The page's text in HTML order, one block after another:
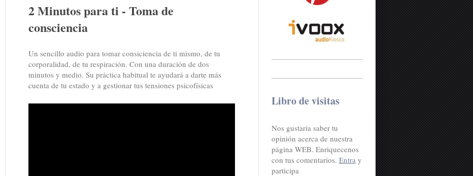
2 Minutos para ti - Toma de
consciencia
Un sencillo audio para tomar consiciencia de ti mismo, de tu
corporalidad, de tu respiración. Con una duración de dos
minutos y medio. Su práctica habitual te ayudará a darte más
cuenta de tu estado y a gestionar tus tensiones psicofísicas
Libro de visitas
Nos gustaría saber tu
opinión acerca de nuestra
página WEB. Enriquecenos
con tus comentarios. Entra y
participa